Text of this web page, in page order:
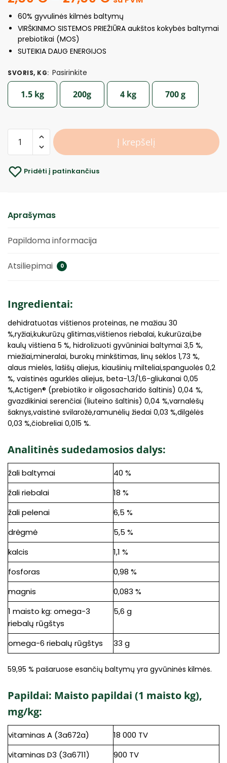
60% gyvulinės kilmės baltymų
VIRŠKINIMO SISTEMOS PRIEŽIŪRA aukštos kokybės baltymai
prebiotikai (MOS)
SUTEIKIA DAUG ENERGIJOS
SVORIS, KG: Pasirinkite
1.5 kg 200g 4 kg 700 g
Į krepšelį
Pridėti į patinkančius
Aprašymas
Papildoma informacija
Atsiliepimai 0
Ingredientai:
dehidratuotas vištienos proteinas, ne mažiau 30
%,ryžiai,kukurūzų glitimas,vištienos riebalai, kukurūzai,be
kaulų vištiena 5 %, hidrolizuoti gyvūniniai baltymai 3,5 %,
miežiai,mineralai, burokų minkštimas, linų sėklos 1,73 %,
alaus mielės, lašišų aliejus, kiaušinių milteliai,spanguolės 0,2
%, vaistinės agurklės aliejus, beta-1,3/1,6-gliukanai 0,05
%,Actigen® (prebiotiko ir oligosacharido šaltinis) 0,04 %,
gvazdikiniai serenčiai (liuteino šaltinis) 0,04 %,varnalėšų
šaknys,vaistinė svilarožė,ramunėlių žiedai 0,03 %,dilgėlės
0,03 %,čiobreliai 0,015 %.
Analitinės sudedamosios dalys:
žali baltymai
40 %
žali riebalai
18 %
žali pelenai
6,5 %
drėgmė
5,5 %
kalcis
1,1 %
fosforas
0,98 %
magnis
0,083 %
1 maisto kg: omega-3
riebalų rūgštys
5,6 g
omega-6 riebalų rūgštys 33 g
59,95 % pašaruose esančių baltymų yra gyvūninės kilmės.
Papildai: Maisto papildai (1 maisto kg),
mg/kg:
vitaminas A (3a672a)
18 000 TV
vitaminas D3 (3a6711)
900 TV